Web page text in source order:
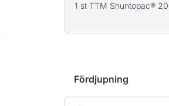
1 st TTM Shuntopac®
Fördjupning